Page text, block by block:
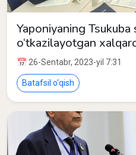
Yaponiyaning Tsukuba
o‘tkazilayotgan
📅 26-Sentabr, 2023-yil 7:31
Batafsil o‘qish